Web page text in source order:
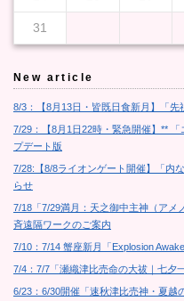
31
New article
8/3：【8月13日・皆既日食新月】「
7/29：【8月1日22時・緊急開催】**
プデート版
7/28:【8/8ライオンゲート開催】「内
らせ
7/18「7/29満月：天之御中主神（ア
斉遠隔ワークのご案内
7/10：7/14 蟹座新月「Explosion
7/4：7/7「瀬織津比売命の大祓｜七夕
6/23：6/30開催「速秋津比売神・夏越